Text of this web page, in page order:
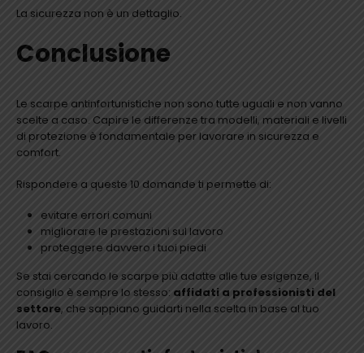
La sicurezza non è un dettaglio.
Conclusione
Le scarpe antinfortunistiche non sono tutte uguali e non vanno
scelte a caso. Capire le differenze tra modelli, materiali e livelli
di protezione è fondamentale per lavorare in sicurezza e
comfort.
Rispondere a queste 10 domande ti permette di:
evitare errori comuni
migliorare le prestazioni sul lavoro
proteggere davvero i tuoi piedi
Se stai cercando le scarpe più adatte alle tue esigenze, il
consiglio è sempre lo stesso: affidati a professionisti del
settore, che sappiano guidarti nella scelta in base al tuo
lavoro.